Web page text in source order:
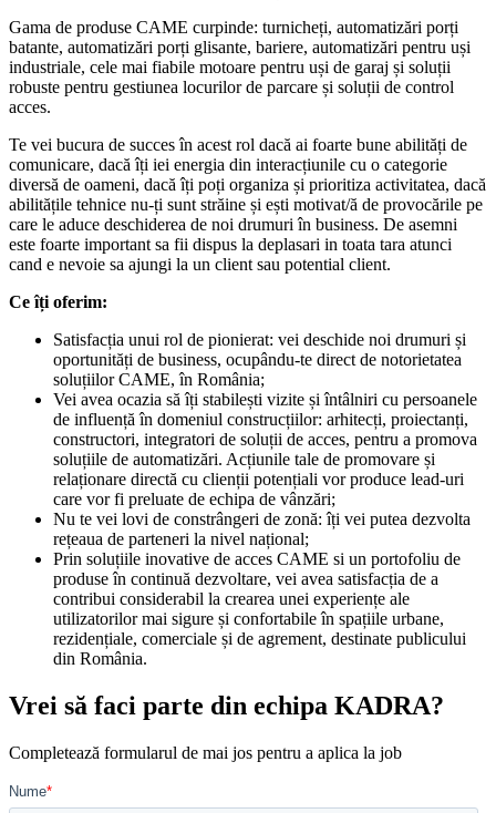
Gama de produse CAME curpinde: turnicheți, automatizări porți
batante, automatizări porți glisante, bariere, automatizări pentru uși
industriale, cele mai fiabile motoare pentru uși de garaj și soluții
robuste pentru gestiunea locurilor de parcare și soluții de control
acces.
Te vei bucura de succes în acest rol dacă ai foarte bune abilități de
comunicare, dacă îți iei energia din interacțiunile cu o categorie
diversă de oameni, dacă îți poți organiza și prioritiza activitatea, dacă
abilitățile tehnice nu-ți sunt străine și ești motivat/ă de provocările pe
care le aduce deschiderea de noi drumuri în business. De asemni
este foarte important sa fii dispus la deplasari in toata tara atunci
cand e nevoie sa ajungi la un client sau potential client.
Ce îți oferim:
Satisfacția unui rol de pionierat: vei deschide noi drumuri și
oportunități de business, ocupându-te direct de notorietatea
soluțiilor CAME, în România;
Vei avea ocazia să îți stabilești vizite și întâlniri cu persoanele
de influență în domeniul construcțiilor: arhitecți, proiectanți,
constructori, integratori de soluții de acces, pentru a promova
soluțiile de automatizări. Acțiunile tale de promovare și
relaționare directă cu clienții potențiali vor produce lead-uri
care vor fi preluate de echipa de vânzări;
Nu te vei lovi de constrângeri de zonă: îți vei putea dezvolta
rețeaua de parteneri la nivel național;
Prin soluțiile inovative de acces CAME si un portofoliu de
produse în continuă dezvoltare, vei avea satisfacția de a
contribui considerabil la crearea unei experiențe ale
utilizatorilor mai sigure și confortabile în spațiile urbane,
rezidențiale, comerciale și de agrement, destinate publicului
din România.
Vrei să faci parte din echipa KADRA?
Completează formularul de mai jos pentru a aplica la job